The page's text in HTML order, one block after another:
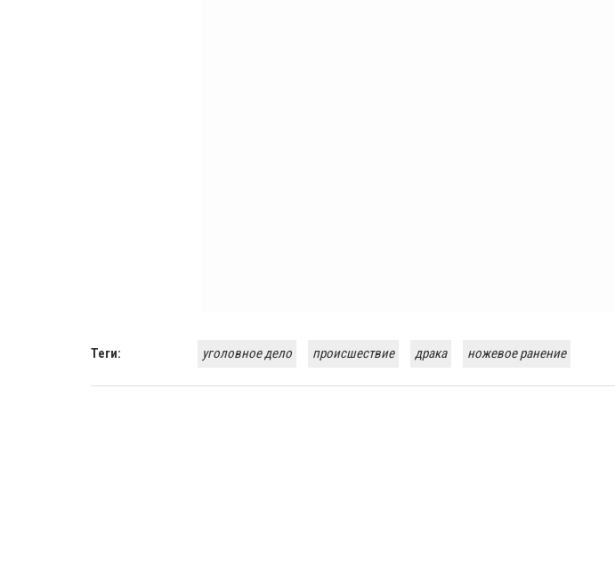
Теги: уголовное дело происшествие драка ножевое ранение